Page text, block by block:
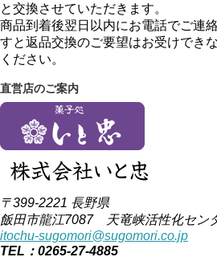
と交換させていただきます。
商品到着後翌日以内にお電話でご連
すと返品交換のご要望はお受けでき
ください。
直営店のご案内
〒399-2221 長野県
飯田市龍江7087 天竜峡活性化セン
itochu-sugomori@sugomori.co.jp
TEL：0265-27-4885